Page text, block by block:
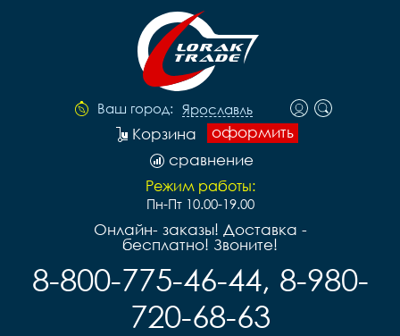
Ваш город: Ярославль
оформить
Корзина
сравнение
Режим работы:
Пн-Пт 10.00-19.00
Онлайн- заказы! Доставка -
бесплатно! Звоните!
8-800-775-46-44, 8-980-
720-68-63